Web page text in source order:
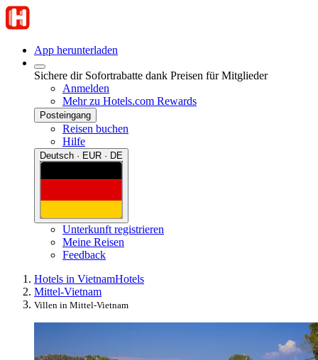
App herunterladen
Sichere dir Sofortrabatte dank Preisen für Mitglieder
Anmelden
Mehr zu Hotels.com Rewards
Posteingang
Reisen buchen
Hilfe
Deutsch · EUR · DE
Unterkunft registrieren
Meine Reisen
Feedback
Hotels in VietnamHotels
Mittel-Vietnam
Villen in Mittel-Vietnam